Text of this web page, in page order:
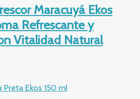
Maracuyá Ekos
Refrescante y
Vitalidad Natural